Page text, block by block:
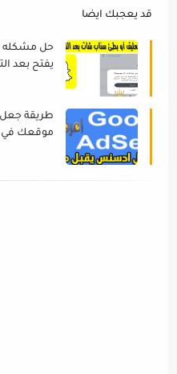
قد يعجبك ايضا
حل مشكله
طريقة